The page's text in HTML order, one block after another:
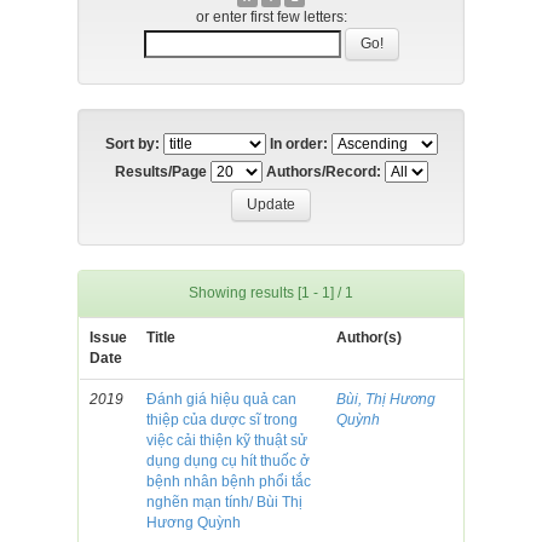
or enter first few letters:
Sort by:
In order:
Results/Page
Authors/Record:
Showing results [1 - 1] / 1
Issue
Date
Title Author(s)
2019
Đánh giá hiệu quả can
thiệp của dược sĩ trong
việc cải thiện kỹ thuật sử
dụng dụng cụ hít thuốc ở
bệnh nhân bệnh phổi tắc
nghẽn mạn tính/ Bùi Thị
Hương Quỳnh
Bùi, Thị Hương
Quỳnh